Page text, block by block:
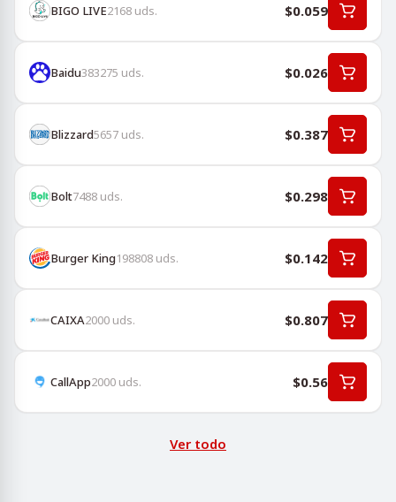
BIGO LIVE2168 uds. $0.059
Baidu383275 uds. $0.026
Blizzard5657 uds. $0.387
Bolt7488 uds. $0.298
Burger King198808 uds. $0.142
CAIXA2000 uds. $0.807
CallApp2000 uds. $0.56
Ver todo